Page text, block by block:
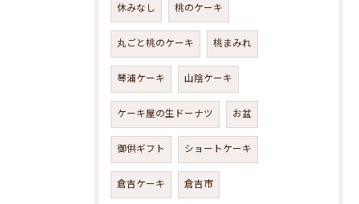
休みなし 桃のケーキ
丸ごと桃のケーキ 桃まみれ
琴浦ケーキ 山陰ケーキ
ケーキ屋の生ドーナツ お盆
御供ギフト ショートケーキ
倉吉ケーキ 倉吉市